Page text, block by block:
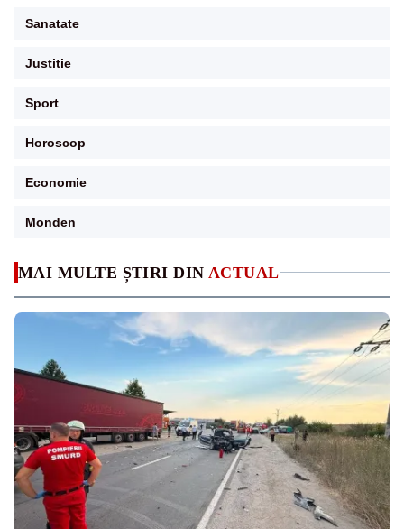
MAI MULTE ȘTIRI DIN ACTUAL
Sanatate
Justitie
Sport
Horoscop
Economie
Monden